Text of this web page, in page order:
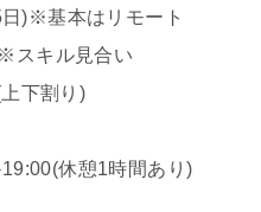
日)※基本はリモート
スキル見合い
下割り)
19:00(休憩1時間あり)